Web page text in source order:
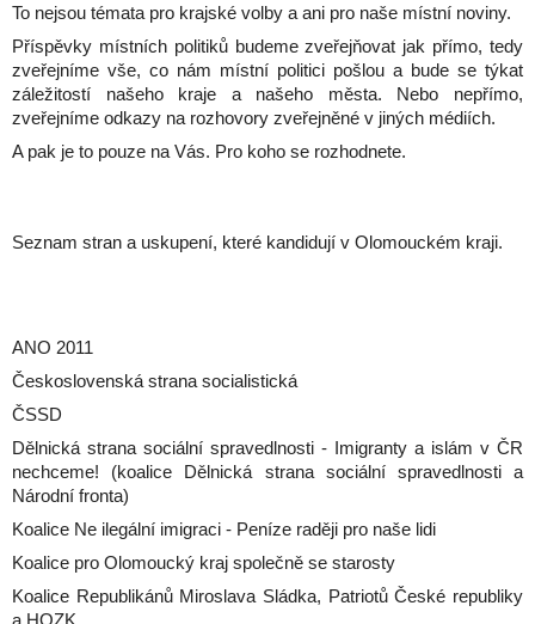
To nejsou témata pro krajské volby a ani pro naše místní noviny.
Příspěvky místních politiků budeme zveřejňovat jak přímo, tedy
zveřejníme vše, co nám místní politici pošlou a bude se týkat
záležitostí našeho kraje a našeho města. Nebo nepřímo,
zveřejníme odkazy na rozhovory zveřejněné v jiných médiích.
A pak je to pouze na Vás. Pro koho se rozhodnete.
Seznam stran a uskupení, které kandidují v Olomouckém kraji.
ANO 2011
Československá strana socialistická
ČSSD
Dělnická strana sociální spravedlnosti - Imigranty a islám v ČR
nechceme! (koalice Dělnická strana sociální spravedlnosti a
Národní fronta)
Koalice Ne ilegální imigraci - Peníze raději pro naše lidi
Koalice pro Olomoucký kraj společně se starosty
Koalice Republikánů Miroslava Sládka, Patriotů České republiky
a HOZK